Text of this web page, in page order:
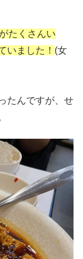
たくさんい
いました！ (女
たんですが、せ